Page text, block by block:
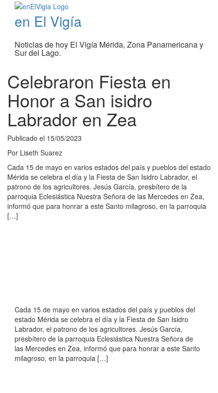
en El Vigía
Noticias de hoy El Vigía Mérida, Zona Panamericana y
Sur del Lago.
Celebraron Fiesta en
Honor a San isidro
Labrador en Zea
Publicado el 15/05/2023
Por Liseth Suarez
Cada 15 de mayo en varios estados del país y pueblos del estado
Mérida se celebra el día y la Fiesta de San Isidro Labrador, el
patrono de los agricultores. Jesús García, presbítero de la
parroquia Eclesiástica Nuestra Señora de las Mercedes en Zea,
informó que para honrar a este Santo milagroso, en la parroquia
[…]
Cada 15 de mayo en varios estados del país y pueblos del
estado Mérida se celebra el día y la Fiesta de San Isidro
Labrador, el patrono de los agricultores. Jesús García,
presbítero de la parroquia Eclesiástica Nuestra Señora de
las Mercedes en Zea, informó que para honrar a este Santo
milagroso, en la parroquia […]